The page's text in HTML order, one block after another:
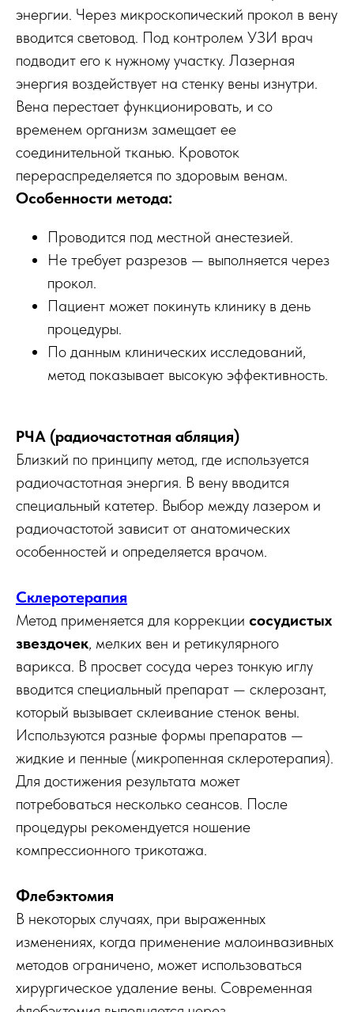
энергии. Через микроскопический прокол в вену
вводится световод. Под контролем УЗИ врач
подводит его к нужному участку. Лазерная
энергия воздействует на стенку вены изнутри.
Вена перестает функционировать, и со
временем организм замещает ее
соединительной тканью. Кровоток
перераспределяется по здоровым венам.
Особенности метода:
Проводится под местной анестезией.
Не требует разрезов — выполняется через
прокол.
Пациент может покинуть клинику в день
процедуры.
По данным клинических исследований,
метод показывает высокую эффективность.
РЧА (радиочастотная абляция)
Близкий по принципу метод, где используется
радиочастотная энергия. В вену вводится
специальный катетер. Выбор между лазером и
радиочастотой зависит от анатомических
особенностей и определяется врачом.
Склеротерапия
Метод применяется для коррекции сосудистых
звездочек, мелких вен и ретикулярного
варикса. В просвет сосуда через тонкую иглу
вводится специальный препарат — склерозант,
который вызывает склеивание стенок вены.
Используются разные формы препаратов —
жидкие и пенные (микропенная склеротерапия).
Для достижения результата может
потребоваться несколько сеансов. После
процедуры рекомендуется ношение
компрессионного трикотажа.
Флебэктомия
В некоторых случаях, при выраженных
изменениях, когда применение малоинвазивных
методов ограничено, может использоваться
хирургическое удаление вены. Современная